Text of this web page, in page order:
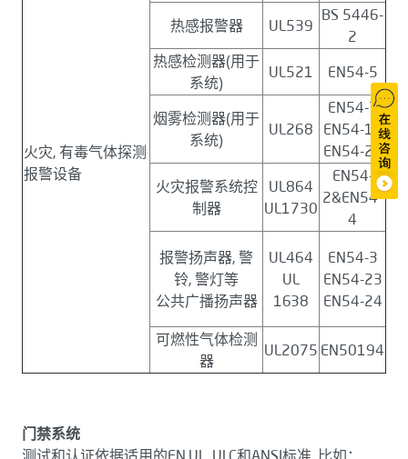
火灾, 有毒气体探测
报警设备
热感报警器
UL539
BS 5446-
2
热感检测器(用于
系统)
UL521 EN54-5
烟雾检测器(用于
系统)
UL268
EN54-7
EN54-12
EN54-20
火灾报警系统控
制器
UL864
UL1730
EN54-
2&EN54-
4
报警扬声器, 警
铃, 警灯等
公共广播扬声器
UL464
UL
1638
EN54-3
EN54-23
EN54-24
可燃性气体检测
器
UL2075 EN50194
门禁系统
测试和认证依据适用的EN,UL, ULC和ANSI标准, 比如：